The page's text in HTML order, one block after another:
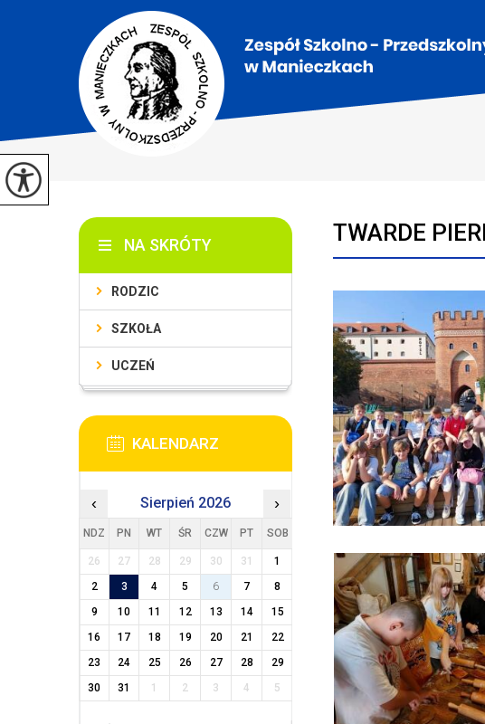
TWARDE
NA SKRÓTY
RODZIC
SZKOŁA
UCZEŃ
KALENDARZ
‹ Sierpień 2026 ›
NDZ PN WT ŚR CZW PT SOB
26 27 28 29 30 31
1
2
3 4 5 6 7
8
9
10 11 12 13 14
15
16
17 18 19 20 21
22
23
24 25 26 27 28
29
30
31 1 2 3 4 5